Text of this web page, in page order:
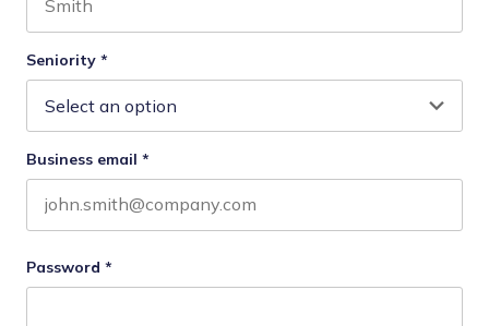
Seniority *
Business email *
Password *